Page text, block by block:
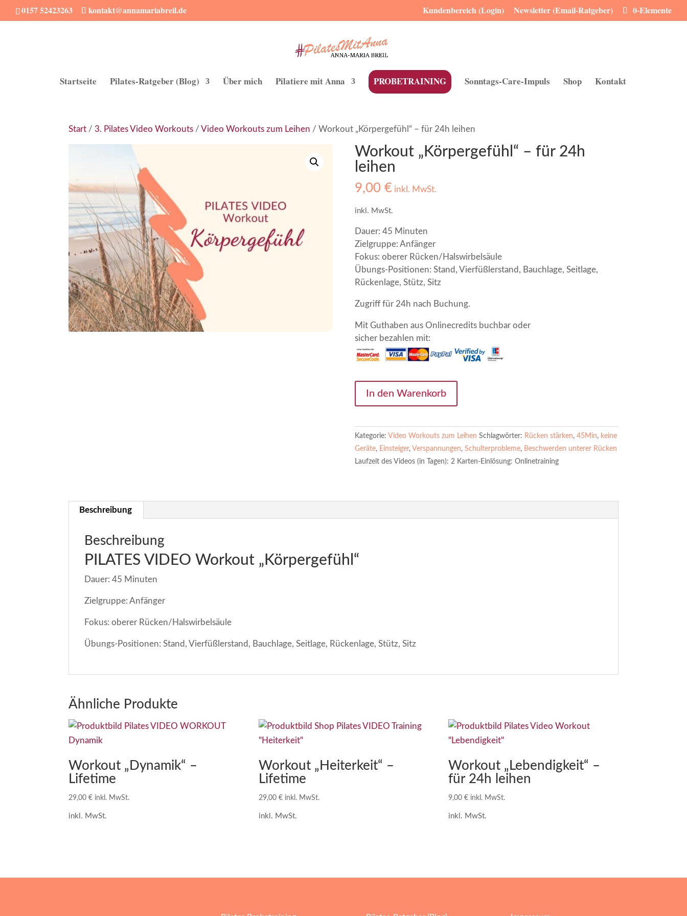
0157 52423263 kontakt@annamariabreil.de Kundenbereich (Login) Newsletter (Email-Ratgeber) 0-Elemente
Startseite Pilates-Ratgeber (Blog) Über mich Pilatiere mit Anna PROBETRAINING Sonntags-Care-Impuls Shop Kontakt
Start / 3. Pilates Video Workouts /Video Workouts zum Leihen / Workout „Körpergefühl“ – für 24h leihen
Workout „Körpergefühl“ – für 24h
leihen
9,00 € inkl. MwSt.
inkl. MwSt.
Dauer: 45 Minuten
Zielgruppe: Anfänger
Fokus: oberer Rücken/Halswirbelsäule
Übungs-Positionen: Stand, Vierfüßlerstand, Bauchlage, Seitlage,
Rückenlage, Stütz, Sitz
Zugriff für 24h nach Buchung.
Mit Guthaben aus Onlinecredits buchbar oder
sicher bezahlen mit:
"Körpergefühl"
für
24h
leihen
Menge
In den Warenkorb
Kategorie: Video Workouts zum Leihen Schlagwörter: Rücken stärken, 45Min, keine
Geräte, Einsteiger, Verspannungen, Schulterprobleme, Beschwerden unterer Rücken
Laufzeit des Videos (in Tagen): 2 Karten-Einlösung: Onlinetraining
Beschreibung
Beschreibung
PILATES VIDEO Workout „Körpergefühl“
Dauer: 45 Minuten
Zielgruppe: Anfänger
Fokus: oberer Rücken/Halswirbelsäule
Übungs-Positionen: Stand, Vierfüßlerstand, Bauchlage, Seitlage, Rückenlage, Stütz, Sitz
Ähnliche Produkte
Workout „Dynamik“ –
Lifetime
29,00€ inkl. MwSt.
inkl. MwSt.
Workout „Heiterkeit“ –
Lifetime
29,00 € inkl. MwSt.
inkl. MwSt.
Workout „Lebendigkeit“ –
für 24h leihen
9,00€ inkl. MwSt.
inkl. MwSt.